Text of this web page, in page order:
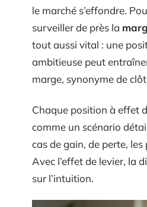
le marché s’effondre.
surveiller de près la
tout aussi vital : une
ambitieuse peut
marge, synonyme de
Chaque position à effet
comme un scénario
cas de gain, de perte,
Avec l’effet de levier, la
sur l’intuition.